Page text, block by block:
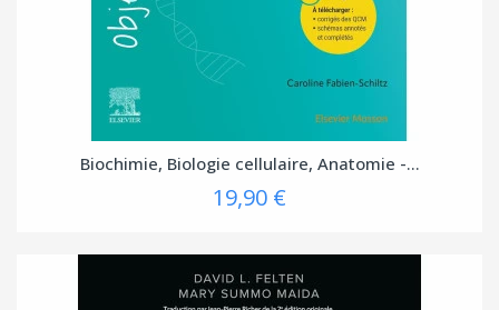
Biochimie, Biologie cellulaire, Anatomie -...
19,90 €